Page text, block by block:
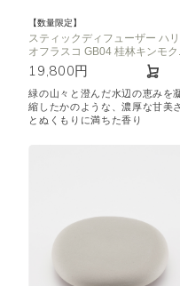
【数量限定】
スティックディフューザー ハリ
オフラスコ GB04 桂林キンモク
19,800円
緑の山々と澄んだ水辺の恵みを
縮したかのような、濃厚な甘美さ
とぬくもりに満ちた香り